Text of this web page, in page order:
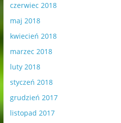
czerwiec 2018
maj 2018
kwiecień 2018
marzec 2018
luty 2018
styczeń 2018
grudzień 2017
listopad 2017